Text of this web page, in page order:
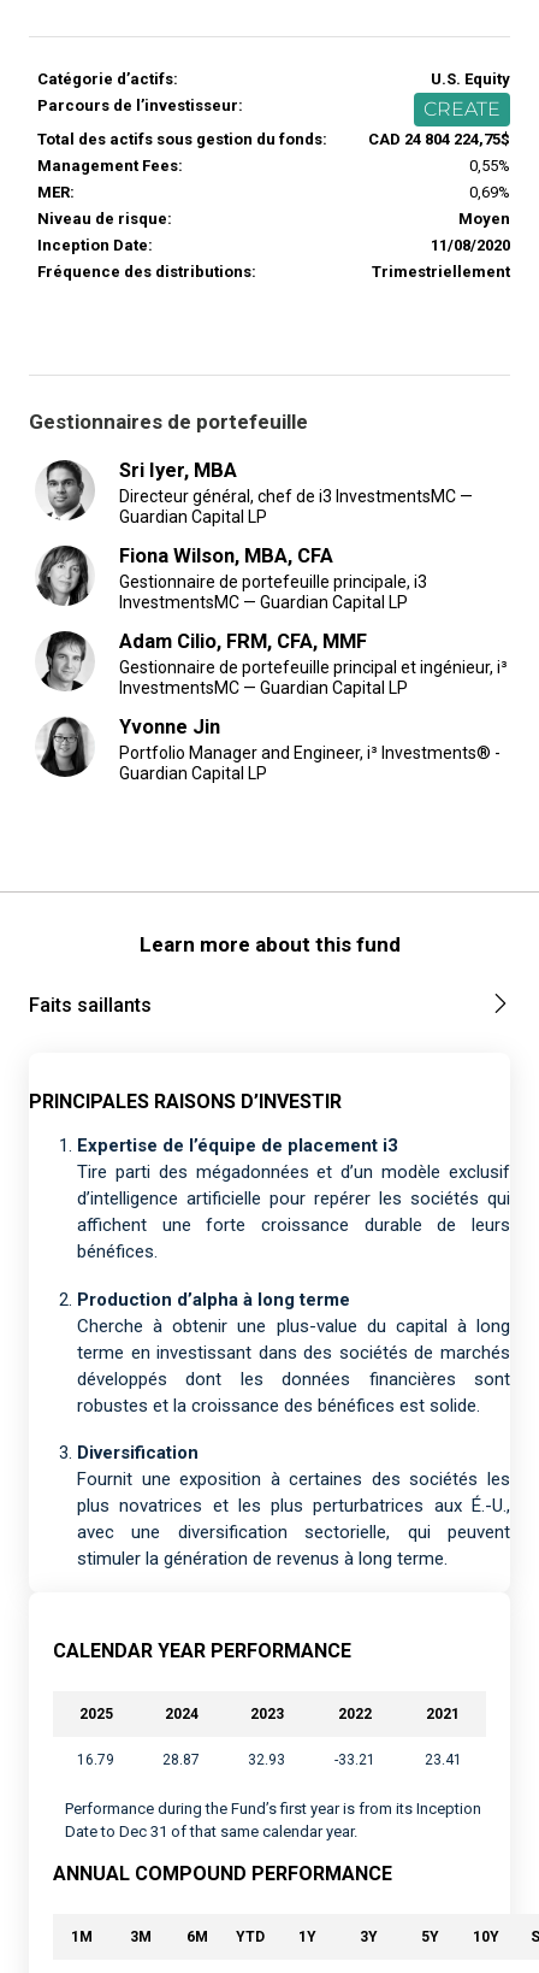
Catégorie d’actifs:
U.S. Equity
Parcours de l’investisseur:
CREATE
Total des actifs sous gestion du fonds:
CAD 24 804 224,75$
Management Fees:
0,55%
MER:
0,69%
Niveau de risque:
Moyen
Inception Date:
11/08/2020
Fréquence des distributions:
Trimestriellement
Gestionnaires de portefeuille
Sri Iyer, MBA
Directeur général, chef de i3 InvestmentsMC —
Guardian Capital LP
Fiona Wilson, MBA, CFA
Gestionnaire de portefeuille principale, i3
InvestmentsMC — Guardian Capital LP
Adam Cilio, FRM, CFA, MMF
Gestionnaire de portefeuille principal et ingénieur, i³
InvestmentsMC — Guardian Capital LP
Yvonne Jin
Portfolio Manager and Engineer, i³ Investments® -
Guardian Capital LP
Learn more about this fund
Faits saillants
PRINCIPALES RAISONS D’INVESTIR
Expertise de l’équipe de placement i3
Tire parti des mégadonnées et d’un modèle exclusif
d’intelligence artificielle pour repérer les sociétés qui
affichent une forte croissance durable de leurs
bénéfices.
Production d’alpha à long terme
Cherche à obtenir une plus-value du capital à long
terme en investissant dans des sociétés de marchés
développés dont les données financières sont
robustes et la croissance des bénéfices est solide.
Diversification
Fournit une exposition à certaines des sociétés les
plus novatrices et les plus perturbatrices aux É.-U.,
avec une diversification sectorielle, qui peuvent
stimuler la génération de revenus à long terme.
CALENDAR YEAR PERFORMANCE
2025 2024 2023 2022 2021
16.79 28.87 32.93 -33.21 23.41
Performance during the Fund’s first year is from its Inception
Date to Dec 31 of that same calendar year.
ANNUAL COMPOUND PERFORMANCE
1M 3M 6M YTD 1Y 3Y 5Y 10Y